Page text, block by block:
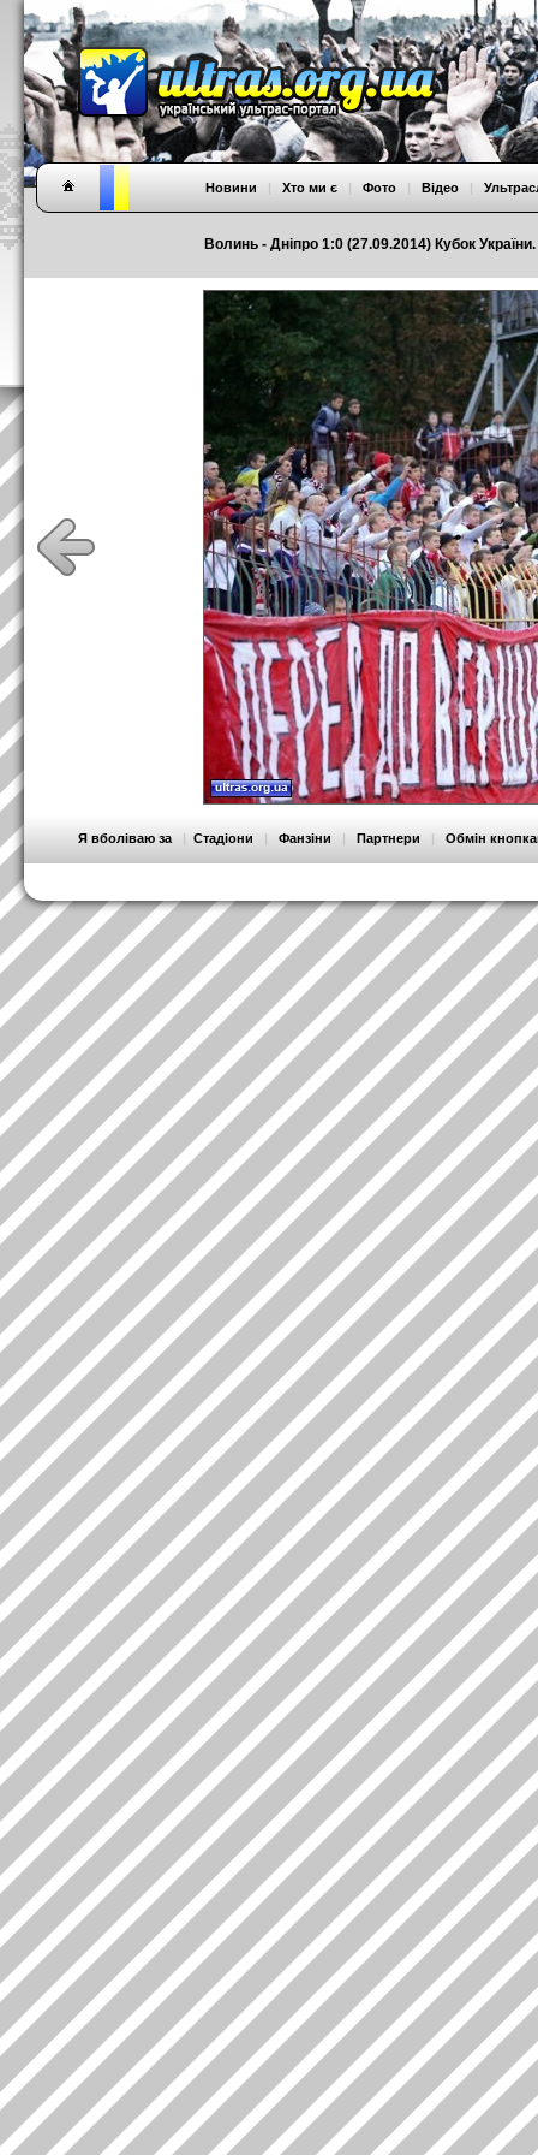
Волинь - Дніпро 1:0 (27.09.2014) Кубок
Новини | Хто ми є | Фото | Відео |
Я вболіваю за | Стадіони | Фанзіни | Партнери | Обмін